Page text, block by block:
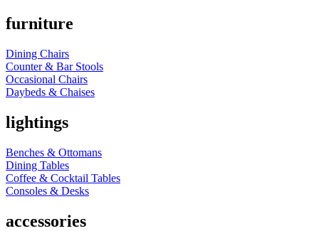
furniture
Dining Chairs
Counter & Bar Stools
Occasional Chairs
Daybeds & Chaises
lightings
Benches & Ottomans
Dining Tables
Coffee & Cocktail Tables
Consoles & Desks
accessories